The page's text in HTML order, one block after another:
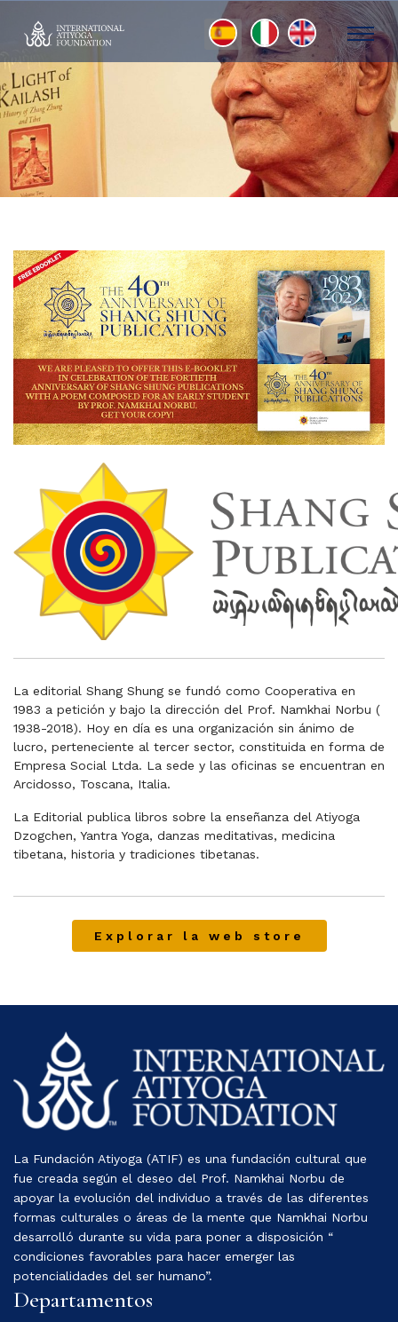
Seleccione su idioma
La editorial Shang Shung se fundó como Cooperativa en
1983 a petición y bajo la dirección del Prof. Namkhai Norbu (
1938-2018). Hoy en día es una organización sin ánimo de
lucro, perteneciente al tercer sector, constituida en forma de
Empresa Social Ltda. La sede y las oficinas se encuentran en
Arcidosso, Toscana, Italia.
La Editorial publica libros sobre la enseñanza del Atiyoga
Dzogchen, Yantra Yoga, danzas meditativas, medicina
tibetana, historia y tradiciones tibetanas.
Explorar la web store
La Fundación Atiyoga (ATIF) es una fundación cultural que
fue creada según el deseo del Prof. Namkhai Norbu de
apoyar la evolución del individuo a través de las diferentes
formas culturales o áreas de la mente que Namkhai Norbu
desarrolló durante su vida para poner a disposición “
condiciones favorables para hacer emerger las
potencialidades del ser humano”.
Departamentos